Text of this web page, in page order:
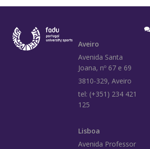
Aveiro
Avenida Santa
Joana, nº 67 e 69
3810-329, Aveiro
tel: (+351) 234 421
125
Lisboa
Avenida Professor